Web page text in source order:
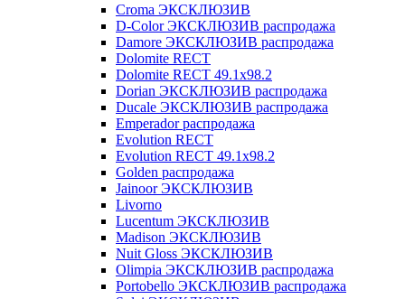
Croma ЭКСКЛЮЗИВ
D-Color ЭКСКЛЮЗИВ распродажа
Damore ЭКСКЛЮЗИВ распродажа
Dolomite RECT
Dolomite RECT 49.1x98.2
Dorian ЭКСКЛЮЗИВ распродажа
Ducale ЭКСКЛЮЗИВ распродажа
Emperador распродажа
Evolution RECT
Evolution RECT 49.1x98.2
Golden распродажа
Jainoor ЭКСКЛЮЗИВ
Livorno
Lucentum ЭКСКЛЮЗИВ
Madison ЭКСКЛЮЗИВ
Nuit Gloss ЭКСКЛЮЗИВ
Olimpia ЭКСКЛЮЗИВ распродажа
Portobello ЭКСКЛЮЗИВ распродажа